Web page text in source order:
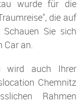
wurde für die
die auf
Sie sich
Car an.
wird auch Ihrer
Chemnitz
Rahmen